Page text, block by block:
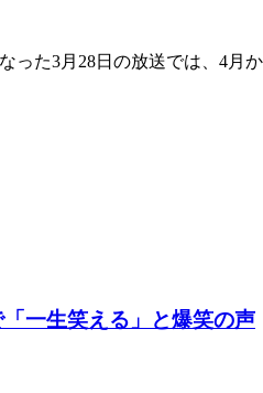
た3月28日の放送では、4月
一生笑える」と爆笑の声